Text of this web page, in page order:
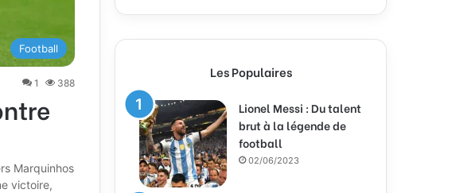
Football
1 388
Marquinhos
victoire,
Les Populaires
Lionel Messi : Du talent
brut à la légende de
football
02/06/2023